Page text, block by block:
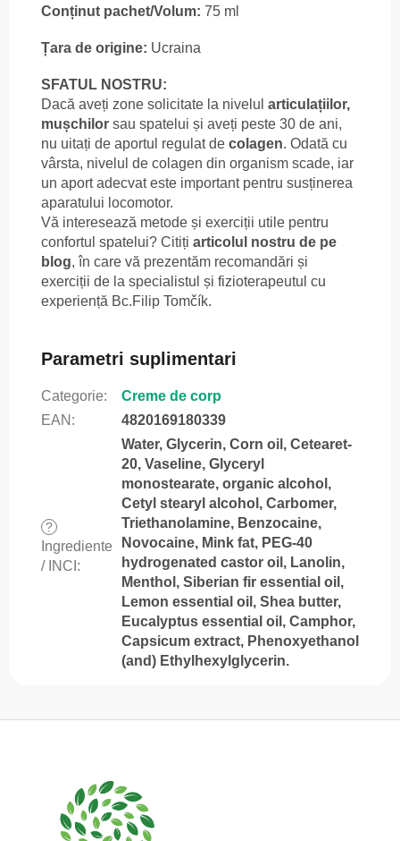
Conținut pachet/Volum: 75 ml
Țara de origine: Ucraina
SFATUL NOSTRU:
Dacă aveți zone solicitate la nivelul articulațiilor,
mușchilor sau spatelui și aveți peste 30 de ani,
nu uitați de aportul regulat de colagen. Odată cu
vârsta, nivelul de colagen din organism scade, iar
un aport adecvat este important pentru susținerea
aparatului locomotor.
Vă interesează metode și exerciții utile pentru
confortul spatelui? Citiți articolul nostru de pe
blog, în care vă prezentăm recomandări și
exerciții de la specialistul și fizioterapeutul cu
experiență Bc.Filip Tomčík.
Parametri suplimentari
Categorie:
Creme de corp
EAN : 4820169180339
?
Ingrediente
/ INCI :
Water, Glycerin, Corn oil, Cetearet-
20, Vaseline, Glyceryl
monostearate, organic alcohol,
Cetyl stearyl alcohol, Carbomer,
Triethanolamine, Benzocaine,
Novocaine, Mink fat, PEG-40
hydrogenated castor oil, Lanolin,
Menthol, Siberian fir essential oil,
Lemon essential oil, Shea butter,
Eucalyptus essential oil, Camphor,
Capsicum extract, Phenoxyethanol
(and) Ethylhexylglycerin.